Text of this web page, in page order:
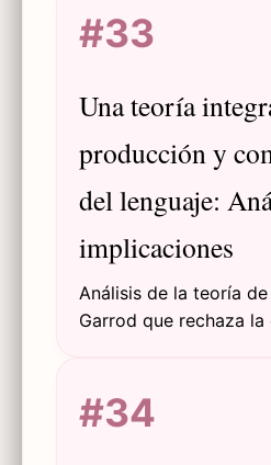
#33
Una teoría
producción y
del lenguaje:
implicaciones
Análisis de la teoría
Garrod que rechaza
predicción, modelos
imitación encubierta.
#34